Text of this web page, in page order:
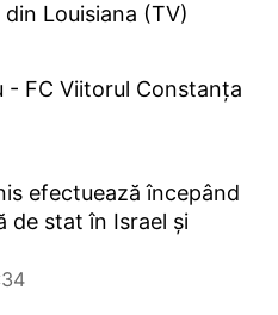
Louisiana (TV)
- FC Viitorul Constanța
efectuează începând
de stat în Israel și